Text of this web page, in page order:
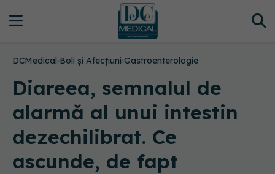
DCMedical›Boli și Afecțiuni›Gastroenterologie
Diareea, semnalul de
alarmă al unui intestin
dezechilibrat. Ce
ascunde, de fapt